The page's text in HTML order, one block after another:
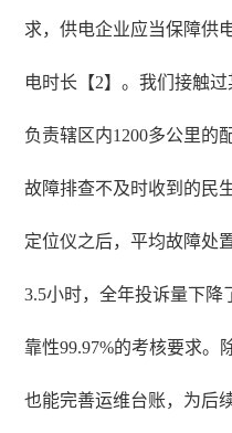
求，供电企业应当保障供
电时长【2】。我们接触
负责辖区内1200多公里的
故障排查不及时收到的民
定位仪之后，平均故障处
3.5小时，全年投诉量下降
靠性99.97%的考核要求。
也能完善运维台账，为后